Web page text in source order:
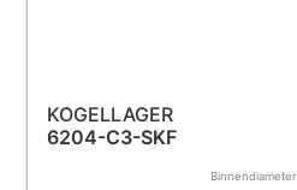
KOGELLAGER
6204-C3-SKF
Binnendiameter